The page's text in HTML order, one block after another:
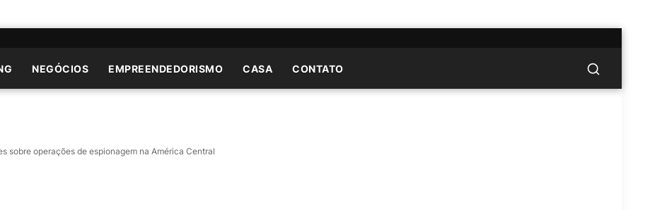
NEGÓCIOS EMPREENDEDORISMO CASA CONTATO
sobre operações de espionagem na América Central